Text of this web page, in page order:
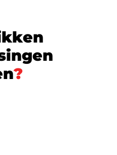
kken
ingen
n?